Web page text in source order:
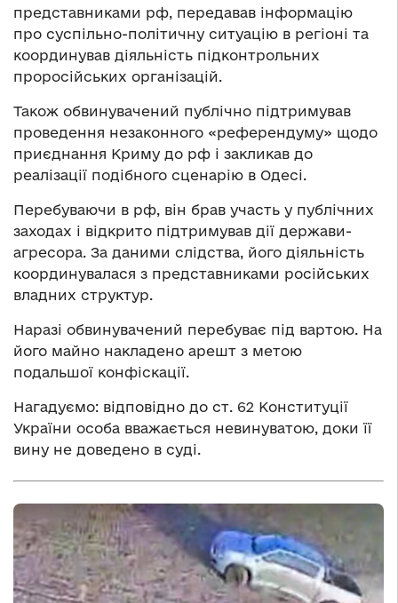
представниками рф, передавав інформацію
про суспільно-політичну ситуацію в регіоні та
координував діяльність підконтрольних
проросійських організацій.
Також обвинувачений публічно підтримував
проведення незаконного «референдуму» щодо
приєднання Криму до рф і закликав до
реалізації подібного сценарію в Одесі.
Перебуваючи в рф, він брав участь у публічних
заходах і відкрито підтримував дії держави-
агресора. За даними слідства, його діяльність
координувалася з представниками російських
владних структур.
Наразі обвинувачений перебуває під вартою. На
його майно накладено арешт з метою
подальшої конфіскації.
Нагадуємо: відповідно до ст. 62 Конституції
України особа вважається невинуватою, доки її
вину не доведено в суді.